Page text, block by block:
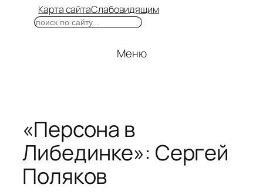
Карта сайтаСлабовидящим
Поиск
Меню
«Персона в
Либединке»: Сергей
Поляков